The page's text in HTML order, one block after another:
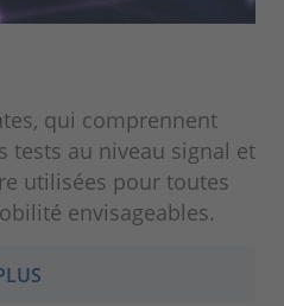
qui comprennent
tests au niveau signal et
utilisées pour toutes
envisageables.